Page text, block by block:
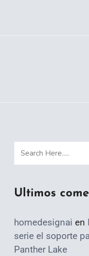
Ultimos
homedesignai en
serie el soporte
Panther Lake